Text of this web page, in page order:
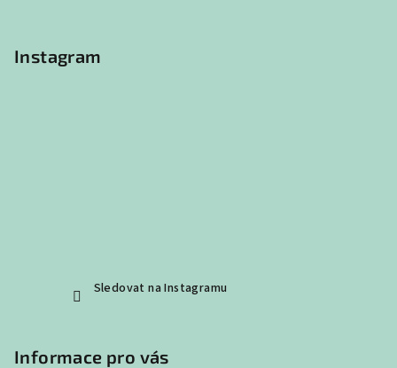
Instagram
Sledovat na Instagramu
Informace pro vás